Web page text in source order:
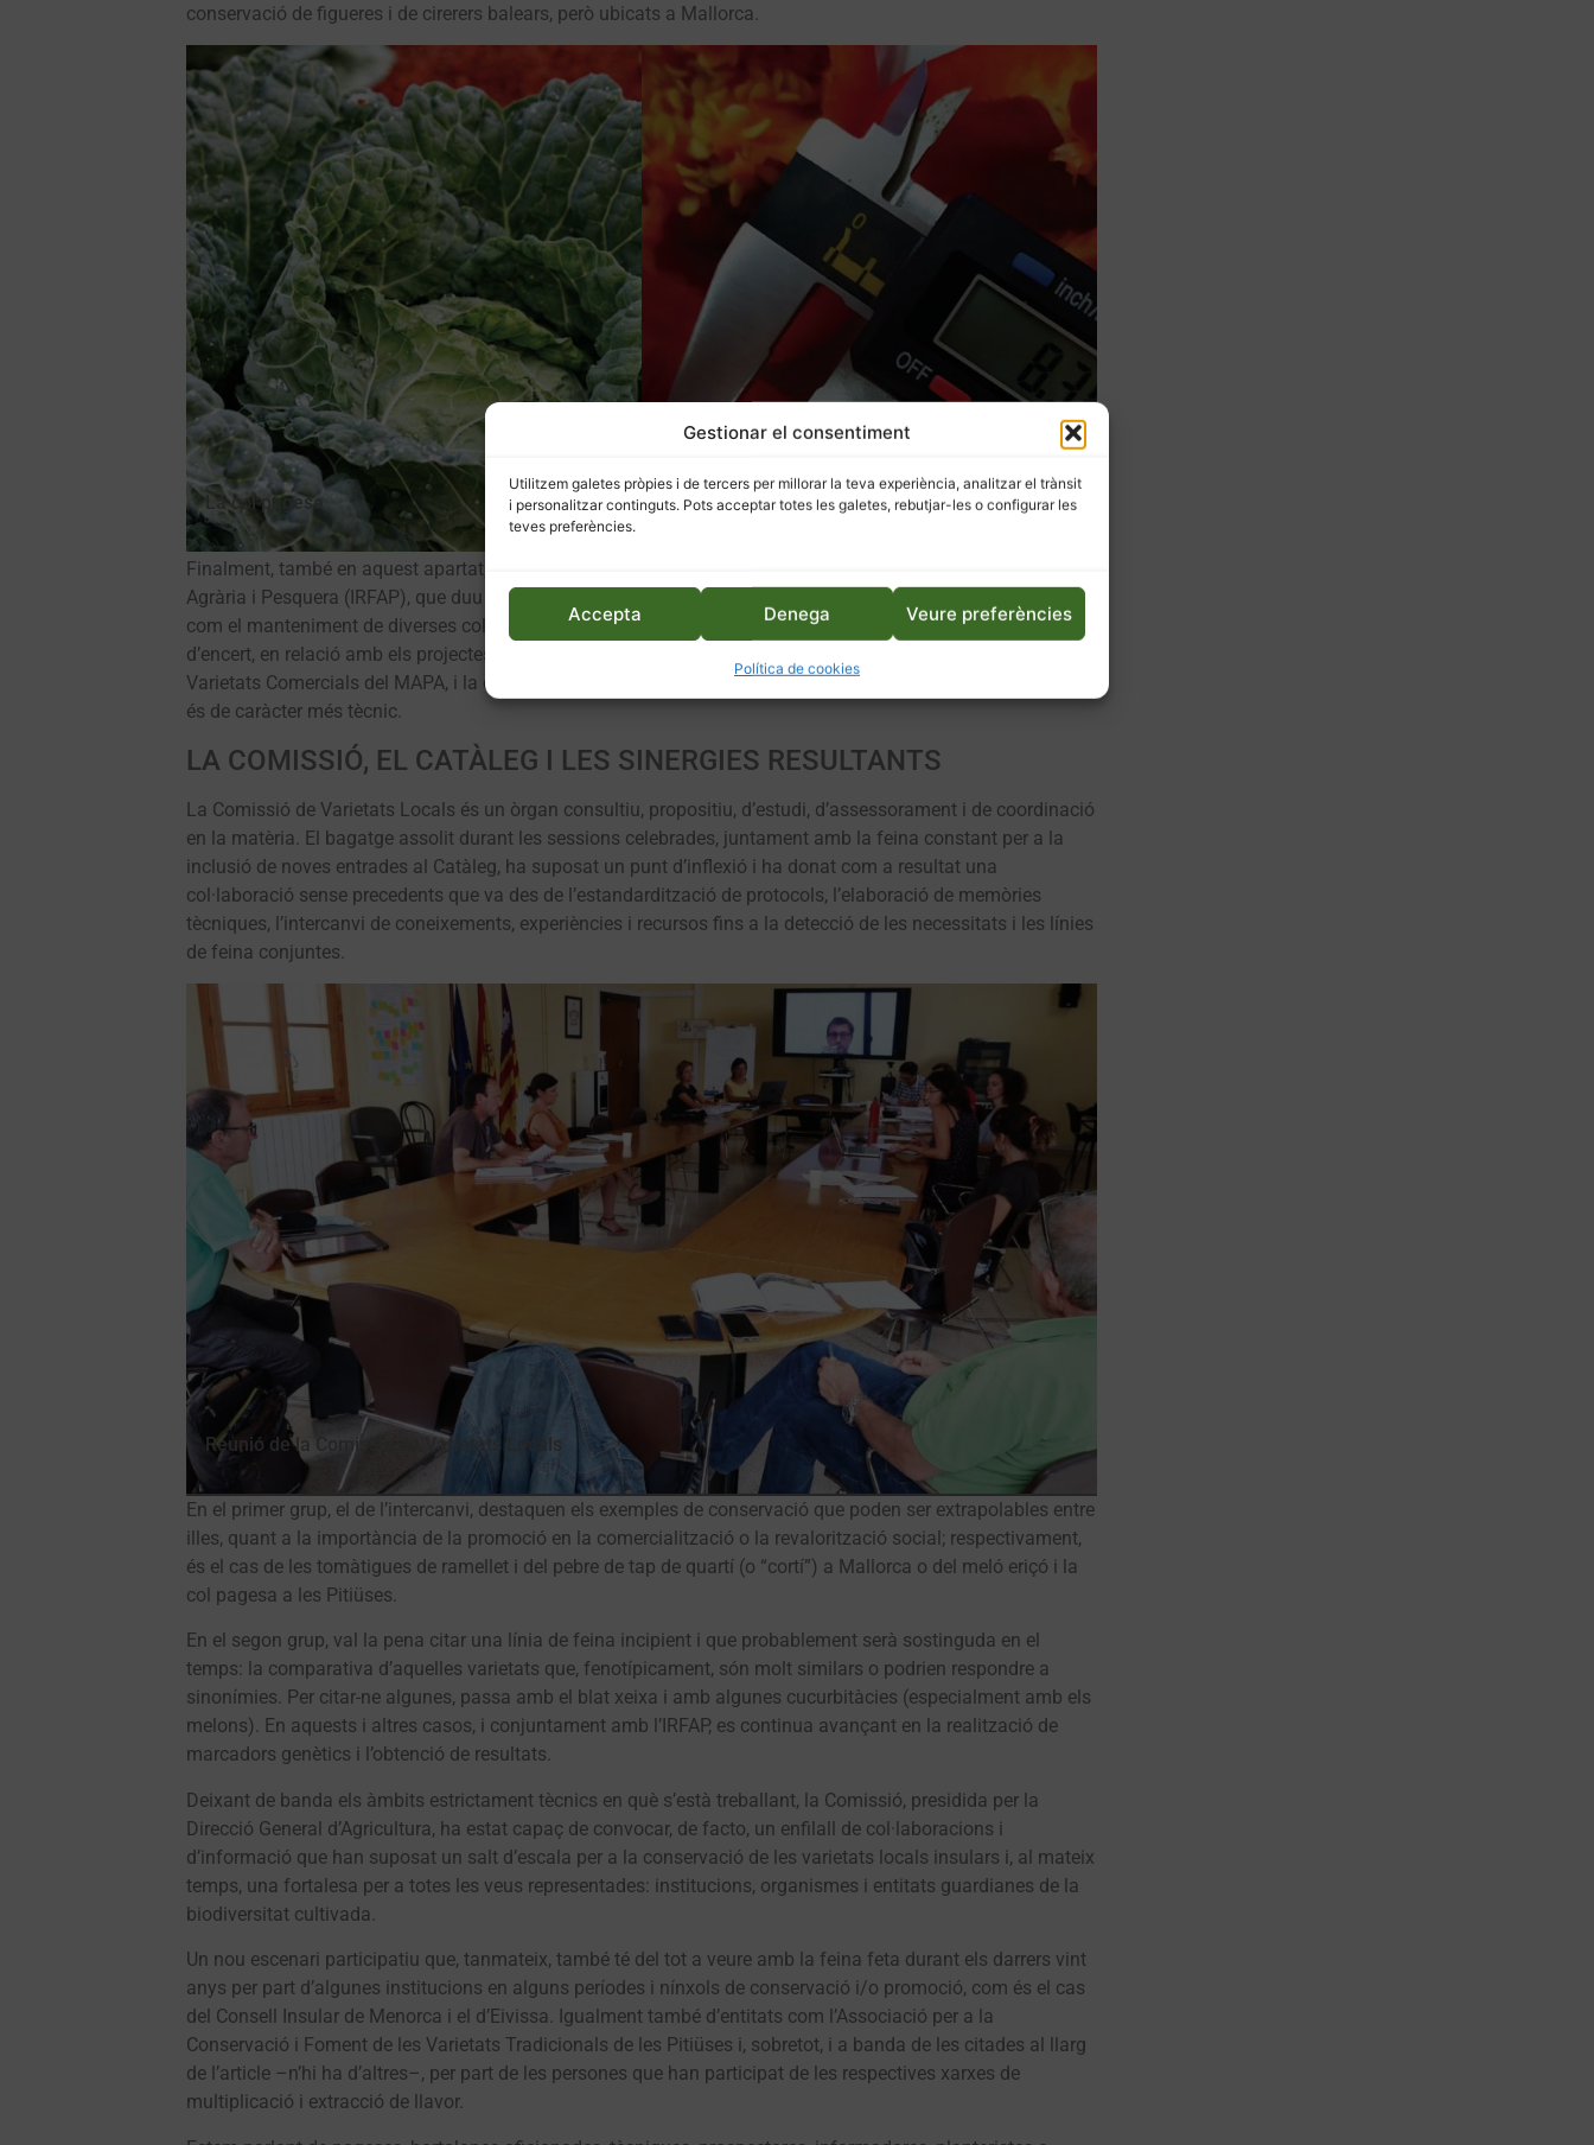
Gestionar el consentiment
Utilitzem galetes pròpies i de tercers per millorar la teva experiència, analitzar el trànsit
i personalitzar continguts. Pots acceptar totes les galetes, rebutjar-les o configurar les
teves preferències.
Accepta Denega Veure preferències
Política de cookies
conservació de figueres i de cirerers balears, però ubicats a Mallorca.
La col pagesa
Caracterització de pebre ros gruixat, varietat de
Mallorca
Finalment, també en aquest apartat, però diferent dels anteriors, és el cas de l’Institut de Recerca i Formació
Agrària i Pesquera (IRFAP), que duu a terme accions transversals a totes les varietats (incloses les de vinya),
com el manteniment de diverses col·leccions de conservació in situ i ex situ; i especialment i amb molt
d’encert, en relació amb els projectes beneficiaris del PDR, la gestió del Catàleg, la inclusió al Registre de
Varietats Comercials del MAPA, i la dinamització de la Comissió i del Grup de Treball, que n’és vinculat i que
és de caràcter més tècnic.
LA COMISSIÓ, EL CATÀLEG I LES SINERGIES RESULTANTS
La Comissió de Varietats Locals és un òrgan consultiu, propositiu, d’estudi, d’assessorament i de coordinació
en la matèria. El bagatge assolit durant les sessions celebrades, juntament amb la feina constant per a la
inclusió de noves entrades al Catàleg, ha suposat un punt d’inflexió i ha donat com a resultat una
col·laboració sense precedents que va des de l’estandardització de protocols, l’elaboració de memòries
tècniques, l’intercanvi de coneixements, experiències i recursos fins a la detecció de les necessitats i les línies
de feina conjuntes.
Reunió de la Comissió de Varietats Locals
En el primer grup, el de l’intercanvi, destaquen els exemples de conservació que poden ser extrapolables entre
illes, quant a la importància de la promoció en la comercialització o la revalorització social; respectivament,
és el cas de les tomàtigues de ramellet i del pebre de tap de quartí (o “cortí”) a Mallorca o del meló eriçó i la
col pagesa a les Pitiüses.
En el segon grup, val la pena citar una línia de feina incipient i que probablement serà sostinguda en el
temps: la comparativa d’aquelles varietats que, fenotípicament, són molt similars o podrien respondre a
sinonímies. Per citar-ne algunes, passa amb el blat xeixa i amb algunes cucurbitàcies (especialment amb els
melons). En aquests i altres casos, i conjuntament amb l’IRFAP, es continua avançant en la realització de
marcadors genètics i l’obtenció de resultats.
Deixant de banda els àmbits estrictament tècnics en què s’està treballant, la Comissió, presidida per la
Direcció General d’Agricultura, ha estat capaç de convocar, de facto, un enfilall de col·laboracions i
d’informació que han suposat un salt d’escala per a la conservació de les varietats locals insulars i, al mateix
temps, una fortalesa per a totes les veus representades: institucions, organismes i entitats guardianes de la
biodiversitat cultivada.
Un nou escenari participatiu que, tanmateix, també té del tot a veure amb la feina feta durant els darrers vint
anys per part d’algunes institucions en alguns períodes i nínxols de conservació i/o promoció, com és el cas
del Consell Insular de Menorca i el d’Eivissa. Igualment també d’entitats com l’Associació per a la
Conservació i Foment de les Varietats Tradicionals de les Pitiüses i, sobretot, i a banda de les citades al llarg
de l’article –n’hi ha d’altres–, per part de les persones que han participat de les respectives xarxes de
multiplicació i extracció de llavor.